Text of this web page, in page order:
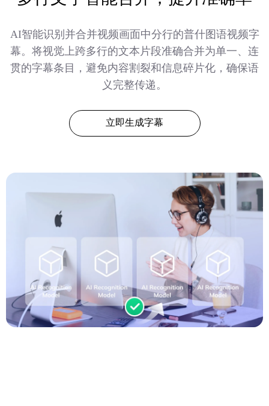
AI智能识别并合并视频画面中分行的普什图语视频字
幕。将视觉上跨多行的文本片段准确合并为单一、连
贯的字幕条目，避免内容割裂和信息碎片化，确保语
义完整传递。
立即生成字幕